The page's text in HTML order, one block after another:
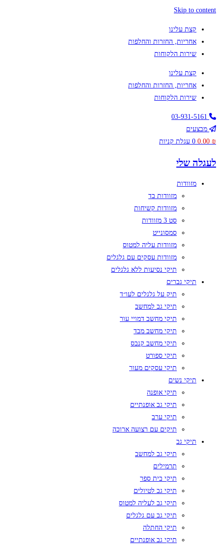
Skip to content
קצת עלינו
אחריות, החזרות והחלפות
שירות הלקוחות
קצת עלינו
אחריות, החזרות והחלפות
שירות הלקוחות
03-931-5161
מבצעים
0.00 ₪
0 עגלת קניות
לעגלה שלי
מזוודות
מזוודות בד
מזוודות קשיחות
סט 3 מזוודות
סמסונייט
מזוודות עליה למטוס
מזוודות עסקים עם גלגלים
תיקי נסיעות ללא גלגלים
תיקי גברים
תיק על גלגלים לעו״ד
תיקי גב למחשב
תיקי מחשב דמויי עור
תיקי מחשב מבד
תיקי מחשב קנבס
תיקי ספורט
תיקי עסקים מעור
תיקי נשים
תיקי אופנה
תיקי גב אופנתיים
תיקי ערב
תיקים עם רצועה ארוכה
תיקי גב
תיקי גב למחשב
תרמילים
תיקי בית ספר
תיקי גב לטיולים
תיקי גב לעליה למטוס
תיקי גב עם גלגלים
תיקי החתלה
תיקי גב אופנתיים